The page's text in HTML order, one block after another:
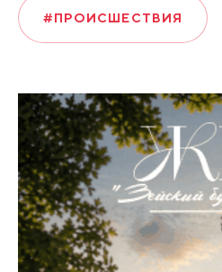
#ПРОИСШЕСТВИЯ